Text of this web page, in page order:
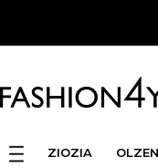
ZIOZIA OLZEN